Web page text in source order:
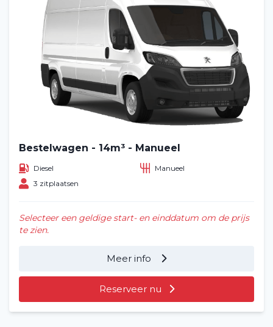
Bestelwagen - 14m³ - Manueel
Diesel
Manueel
3 zitplaatsen
Selecteer een geldige start- en einddatum om de prijs
te zien.
Meer info
Reserveer nu